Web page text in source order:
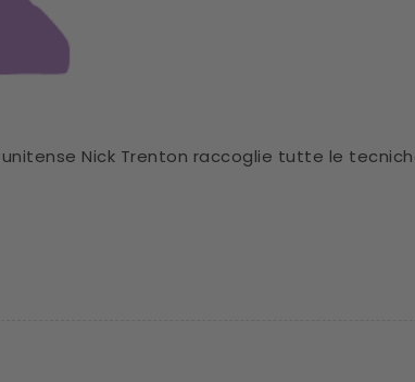
Nick Trenton raccoglie tutte le